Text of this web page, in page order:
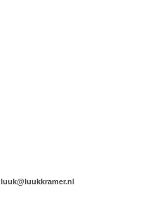
luuk@luukkramer.nl